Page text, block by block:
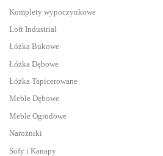
Komplety wypoczynkowe
Loft Industrial
Łóżka Bukowe
Łóżka Dębowe
Łóżka Tapicerowane
Meble Dębowe
Meble Ogrodowe
Narożniki
Sofy i Kanapy